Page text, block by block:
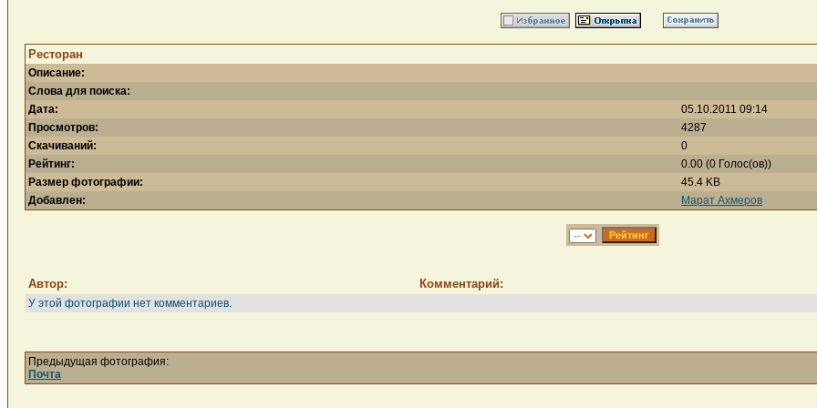
Ресторан
Описание:
Слова для поиска:
Дата:
05.10.2011 09:14
Просмотров:
4287
Скачиваний:
0
Рейтинг:
0.00 (0 Голос(ов))
Размер фотографии:
45.4 KB
Добавлен:
Марат Ахмеров
Автор: Комментарий:
У этой фотографии нет комментариев.
Предыдущая фотография:
Почта